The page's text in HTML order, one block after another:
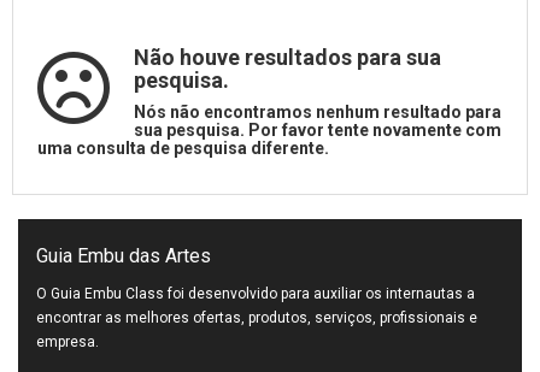
Não houve resultados para sua
pesquisa.
Nós não encontramos nenhum resultado para
sua pesquisa. Por favor tente novamente com
uma consulta de pesquisa diferente.
Guia Embu das Artes
O Guia Embu Class foi desenvolvido para auxiliar os internautas a
encontrar as melhores ofertas, produtos, serviços, profissionais e
empresa.